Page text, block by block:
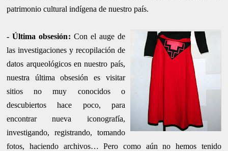
patrimonio cultural indígena de nuestro país.
-Última obsesión: Con el auge de
las investigaciones y recopilación de
datos arqueológicos en nuestro país,
nuestra última obsesión es visitar
sitios no muy conocidos o
descubiertos hace poco, para
encontrar nueva iconografía,
investigando, registrando, tomando
fotos, haciendo archivos… Pero como aún no hemos tenido